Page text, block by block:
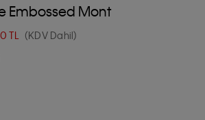
Embossed Mont
TL (KDV Dahil)